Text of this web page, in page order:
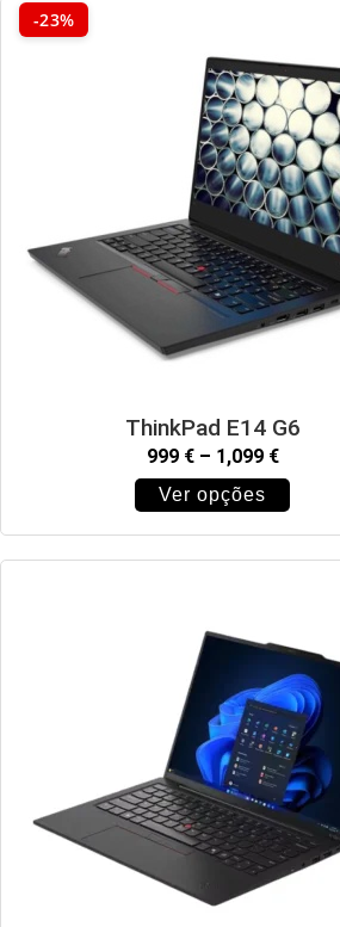
-23%
ThinkPad E14 G6
999 € – 1,099 €
Ver opções